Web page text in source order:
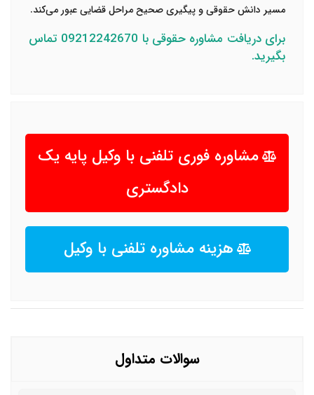
مسیر دانش حقوقی و پیگیری صحیح مراحل قضایی عبور می‌کند.
برای دریافت مشاوره حقوقی
با 09212242670 تماس
بگیرید.
مشاوره فوری تلفنی با وکیل پایه یک
دادگستری
هزینه مشاوره تلفنی با وکیل
سوالات متداول